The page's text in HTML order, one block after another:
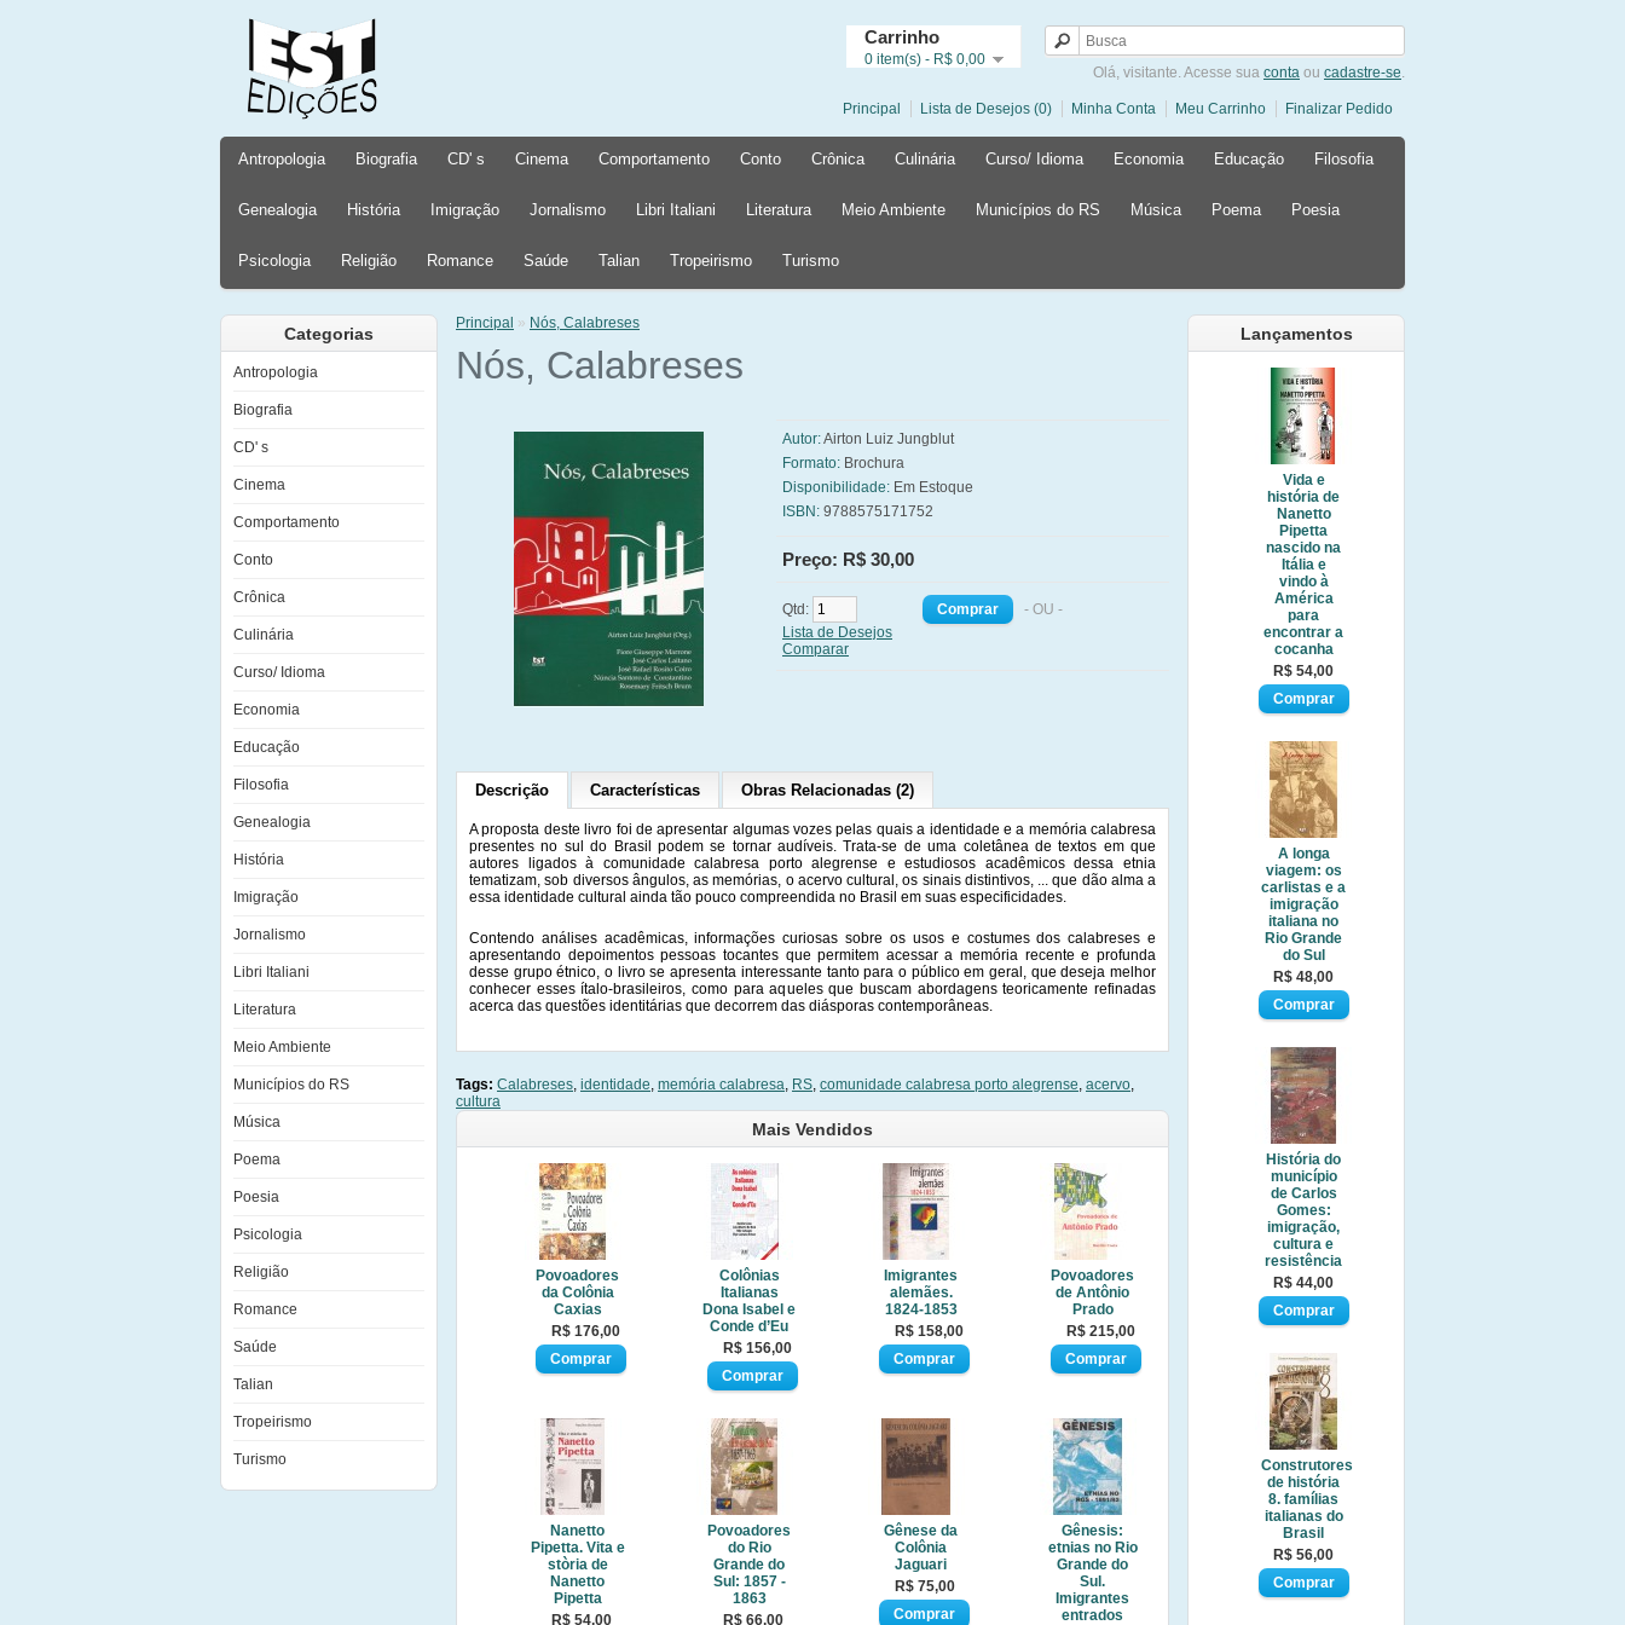
Carrinho
0 item(s) - R$ 0,00
Olá, visitante. Acesse sua conta ou cadastre-se.
Principal Lista de Desejos (0) Minha Conta Meu Carrinho Finalizar Pedido
Antropologia Biografia CD' s Cinema Comportamento Conto Crônica Culinária Curso/ Idioma Economia Educação Filosofia
Genealogia História Imigração Jornalismo Libri Italiani Literatura Meio Ambiente Municípios do RS Música Poema Poesia
Psicologia Religião Romance Saúde Talian Tropeirismo Turismo
Categorias
Antropologia
Biografia
CD' s
Cinema
Comportamento
Conto
Crônica
Culinária
Curso/ Idioma
Economia
Educação
Filosofia
Genealogia
História
Imigração
Jornalismo
Libri Italiani
Literatura
Meio Ambiente
Municípios do RS
Música
Poema
Poesia
Psicologia
Religião
Romance
Saúde
Talian
Tropeirismo
Turismo
Lançamentos
Vida e
história de
Nanetto
Pipetta
nascido na
Itália e
vindo à
América
para
encontrar a
cocanha
R$ 54,00
A longa
viagem: os
carlistas e a
imigração
italiana no
Rio Grande
do Sul
R$ 48,00
História do
município
de Carlos
Gomes:
imigração,
cultura e
resistência
R$ 44,00
Construtores
de história
8. famílias
italianas do
Brasil
R$ 56,00
Principal » Nós, Calabreses
Nós, Calabreses
Autor:Airton Luiz Jungblut
Formato: Brochura
Disponibilidade: Em Estoque
ISBN: 9788575171752
Preço: R$ 30,00
Qtd:
- OU -
Lista de Desejos
Comparar
Descrição Características Obras Relacionadas (2)
A proposta deste livro foi de apresentar algumas vozes pelas quais a identidade e a memória calabresa
presentes no sul do Brasil podem se tornar audíveis. Trata-se de uma coletânea de textos em que
autores ligados à comunidade calabresa porto alegrense e estudiosos acadêmicos dessa etnia
tematizam, sob diversos ângulos, as memórias, o acervo cultural, os sinais distintivos, ... que dão alma a
essa identidade cultural ainda tão pouco compreendida no Brasil em suas especificidades.
Contendo análises acadêmicas, informações curiosas sobre os usos e costumes dos calabreses e
apresentando depoimentos pessoas tocantes que permitem acessar a memória recente e profunda
desse grupo étnico, o livro se apresenta interessante tanto para o público em geral, que deseja melhor
conhecer esses ítalo-brasileiros, como para aqueles que buscam abordagens teoricamente refinadas
acerca das questões identitárias que decorrem das diásporas contemporâneas.
Tags: Calabreses, identidade, memória calabresa, RS, comunidade calabresa porto alegrense, acervo,
cultura
Mais Vendidos
Povoadores
da Colônia
Caxias
R$ 176,00
Colônias
Italianas
Dona Isabel e
Conde d’Eu
R$ 156,00
Imigrantes
alemães.
1824-1853
R$ 158,00
Povoadores
de Antônio
Prado
R$ 215,00
Nanetto
Pipetta. Vita e
stòria de
Nanetto
Pipetta
R$ 54,00
Povoadores
do Rio
Grande do
Sul: 1857 -
1863
R$ 66,00
Gênese da
Colônia
Jaguari
R$ 75,00
Gênesis:
etnias no Rio
Grande do
Sul.
Imigrantes
entrados